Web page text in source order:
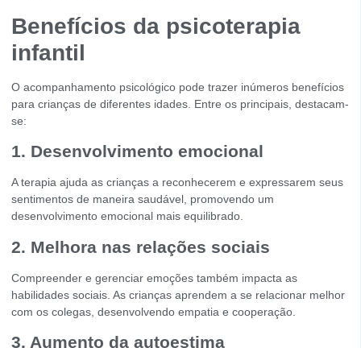
Benefícios da psicoterapia
infantil
O acompanhamento psicológico pode trazer inúmeros benefícios
para crianças de diferentes idades. Entre os principais, destacam-
se:
1. Desenvolvimento emocional
A terapia ajuda as crianças a reconhecerem e expressarem seus
sentimentos de maneira saudável, promovendo um
desenvolvimento emocional mais equilibrado.
2. Melhora nas relações sociais
Compreender e gerenciar emoções também impacta as
habilidades sociais. As crianças aprendem a se relacionar melhor
com os colegas, desenvolvendo empatia e cooperação.
3. Aumento da autoestima